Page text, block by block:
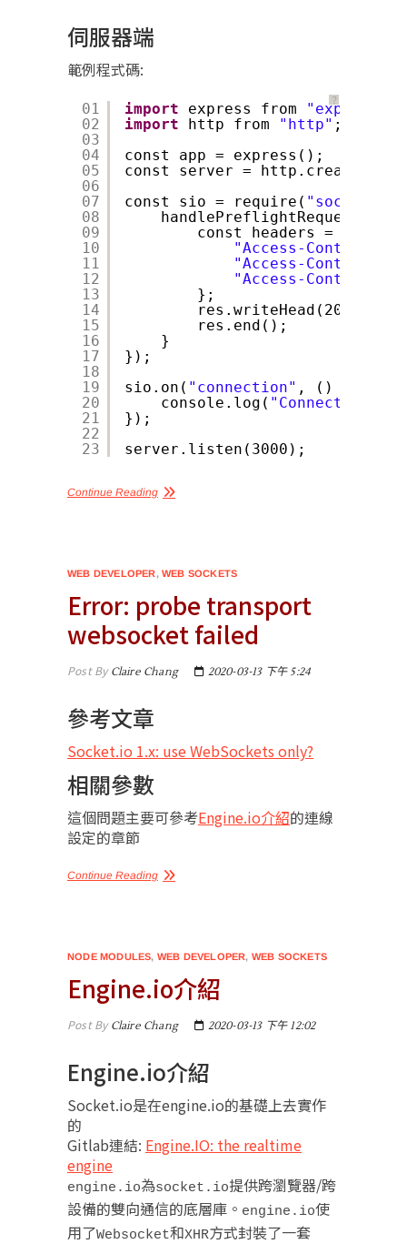
伺服器端
範例程式碼:
？
01
02
03
04
05
06
07
08
09
10
11
12
13
14
15
16
17
18
19
20
21
22
23
import express from "express"
import
http from "http" ;
const app = express();
const server =
const sio = require( "socket.io"
handlePreflightRequest:
const headers = {
"Access-Control-
"Access-Control-
"Access-Control-
};
res.writeHead(200,
res.end();
}
});
sio.on( "connection" , () => {
console.log( "Connected!"
});
server.listen(3000);
Continue Reading
WEB DEVELOPER,WEB SOCKETS
Error: probe transport
websocket failed
Post ByClaire Chang 2020-03-13 下午 5:24
參考文章
Socket.io 1.x: use WebSockets only?
相關參數
這個問題主要可參考Engine.io介紹的連線
設定的章節
Continue Reading
NODE MODULES, WEB DEVELOPER, WEB SOCKETS
Engine.io介紹
Post ByClaire Chang 2020-03-13 下午 12:02
Engine.io介紹
Socket.io是在engine.io的基礎上去實作
的
Gitlab連結: Engine.IO: the realtime
engine
engine.io為socket.io提供跨瀏覽器/跨
設備的雙向通信的底層庫。 engine.io使
用了Websocket和XHR方式封裝了一套